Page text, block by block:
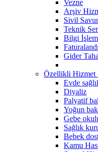
Vezne
Arşiv
Sivil
Teknik
Bilgi
Gider
Özellikli Hizmet
Evde
Diyaliz
Palyatif
Yoğun
Gebe
Sağlık
Bebek
Kamu